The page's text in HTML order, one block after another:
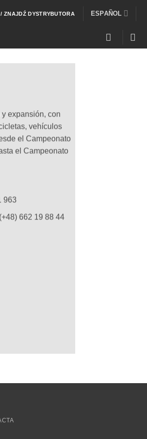
ZNAJDŹ DYSTRYBUTORA ESPAÑOL
expansión, con
vehículos
el Campeonato
el Campeonato
963
662 19 88 44